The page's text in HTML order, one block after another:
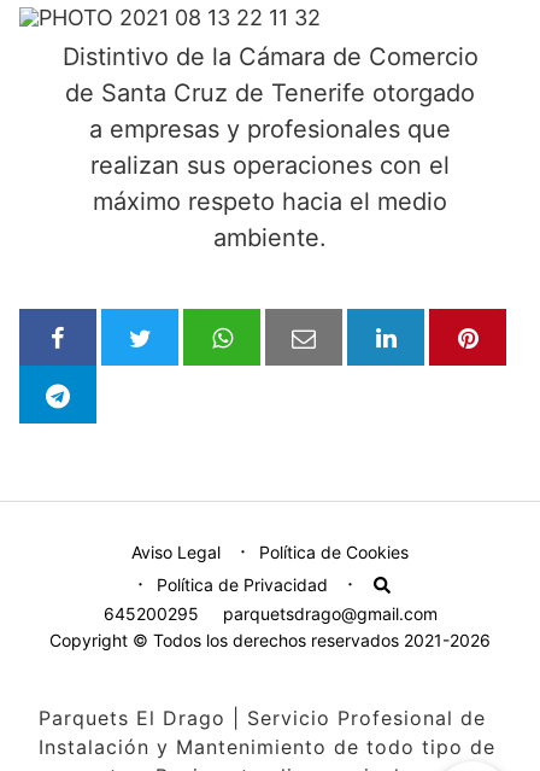
Distintivo de la Cámara de Comercio
de Santa Cruz de Tenerife otorgado
a empresas y profesionales que
realizan sus operaciones con el
máximo respeto hacia el medio
ambiente.
Aviso Legal
Política de Cookies
Política de Privacidad
645200295
parquetsdrago@gmail.com
Copyright © Todos los derechos reservados 2021-2026
Parquets El Drago | Servicio Profesional de
Instalación y Mantenimiento de todo tipo de